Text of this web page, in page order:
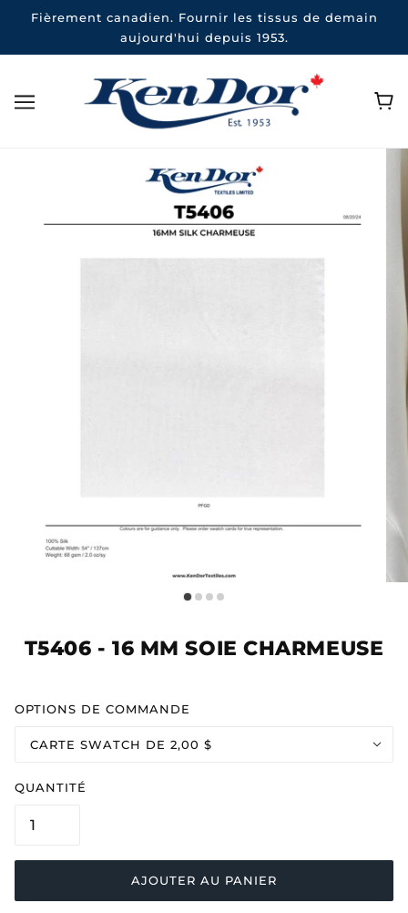
Fièrement canadien. Fournir les tissus de demain
aujourd'hui depuis 1953.
T5406 - 16 MM SOIE CHARMEUSE
OPTIONS DE COMMANDE
CARTE SWATCH DE 2,00 $
QUANTITÉ
AJOUTER AU PANIER